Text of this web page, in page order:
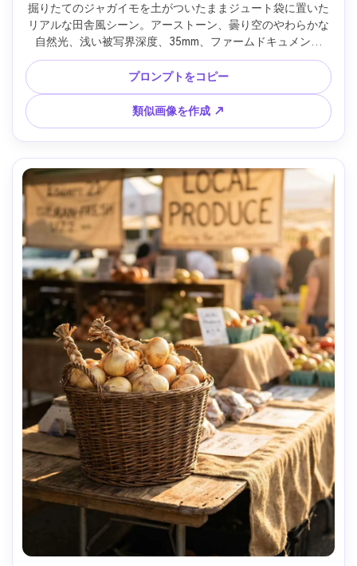
掘りたてのジャガイモを土がついたままジュート袋に置いた
リアルな田舎風シーン。アーストーン、曇り空のやわらかな
自然光、浅い被写界深度、35mm、ファームドキュメント
風、質感も超リアル --ar 4:5
プロンプトをコピー
類似画像を作成 ↗